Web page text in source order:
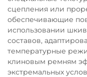
сцепления или
обеспечивающие
использовании
составов,
температурные
клиновым ремням
экстремальных